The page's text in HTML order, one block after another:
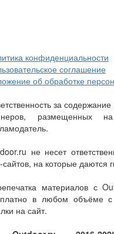
конфиденциальности
соглашение
об обработке
за
размещенных
не несет
сайтов, на которые даются
материалов с
в любом объёме с
на сайт.